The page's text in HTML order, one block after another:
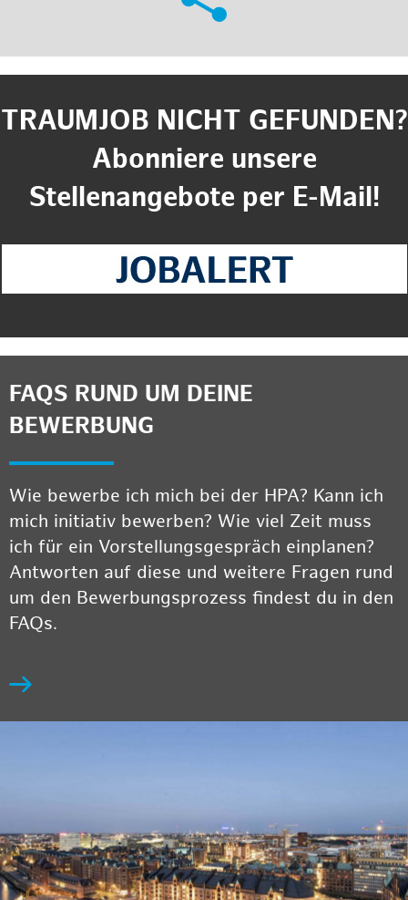
TRAUMJOB NICHT GEFUNDEN?
Abonniere unsere
Stellenangebote per E-Mail!
FAQS RUND UM DEINE
BEWERBUNG
Wie bewerbe ich mich bei der HPA? Kann ich
mich initiativ bewerben? Wie viel Zeit muss
ich für ein Vorstellungsgespräch einplanen?
Antworten auf diese und weitere Fragen rund
um den Bewerbungsprozess findest du in den
FAQs.